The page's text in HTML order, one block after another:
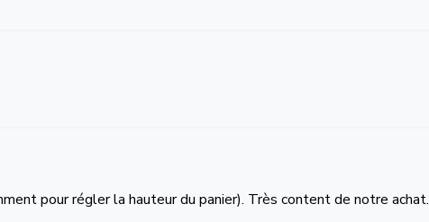
pour régler la hauteur du panier). Très content de notre achat.